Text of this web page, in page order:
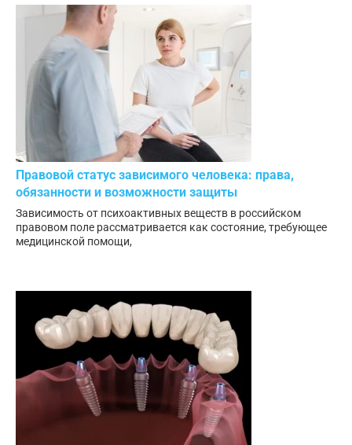
Правовой статус зависимого человека: права,
обязанности и возможности защиты
Зависимость от психоактивных веществ в российском
правовом поле рассматривается как состояние, требующее
медицинской помощи,